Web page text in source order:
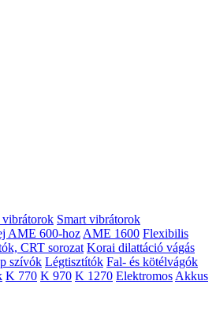
vibrátorok Smart vibrátorok
AME 600-hoz AME 1600 Flexibilis
CRT sorozat Korai dilattáció vágás
szívók Légtisztítók Fal- és kötélvágók
K 770 K 970 K 1270 Elektromos Akkus